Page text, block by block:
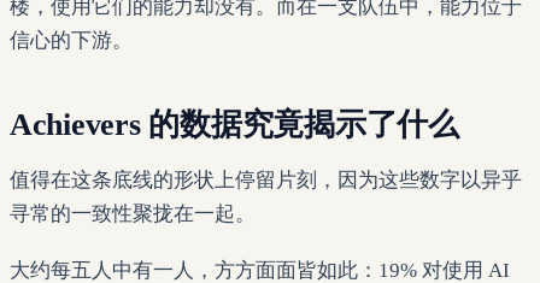
楼，使用它们的能力却没有。而在一支队伍中，能力位于
信心的下游。
Achievers 的数据究竟揭示了什么
值得在这条底线的形状上停留片刻，因为这些数字以异乎
寻常的一致性聚拢在一起。
大约每五人中有一人，方方面面皆如此：19% 对使用 AI